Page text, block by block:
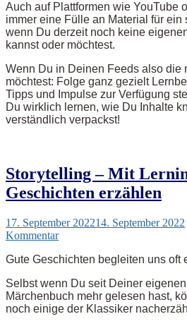
Auch auf Plattformen wie YouTube
immer eine Fülle an Material für ein
wenn Du derzeit noch keine
kannst oder möchtest.
Wenn Du in Deinen Feeds also die
möchtest: Folge ganz gezielt
Tipps und Impulse zur Verfügung
Du wirklich lernen, wie Du Inhalte
verständlich verpackst!
Storytelling – Mit
Geschichten erzählen
17. September 202214. September 2022
Kommentar
Gute Geschichten begleiten uns oft
Selbst wenn Du seit Deiner
Märchenbuch mehr gelesen hast,
noch einige der Klassiker